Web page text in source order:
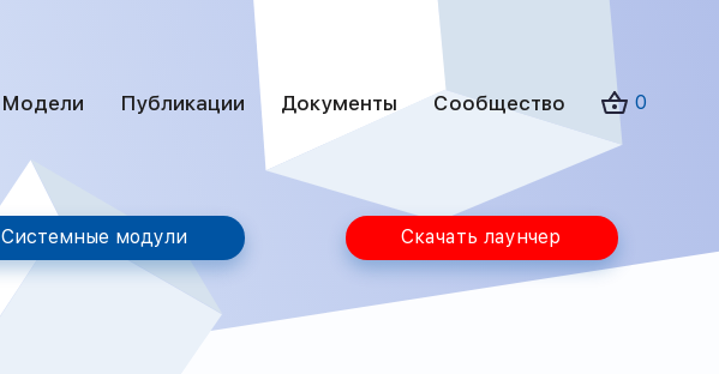
Модели Публикации Документы Сообщество 0
Системные модули Скачать лаунчер